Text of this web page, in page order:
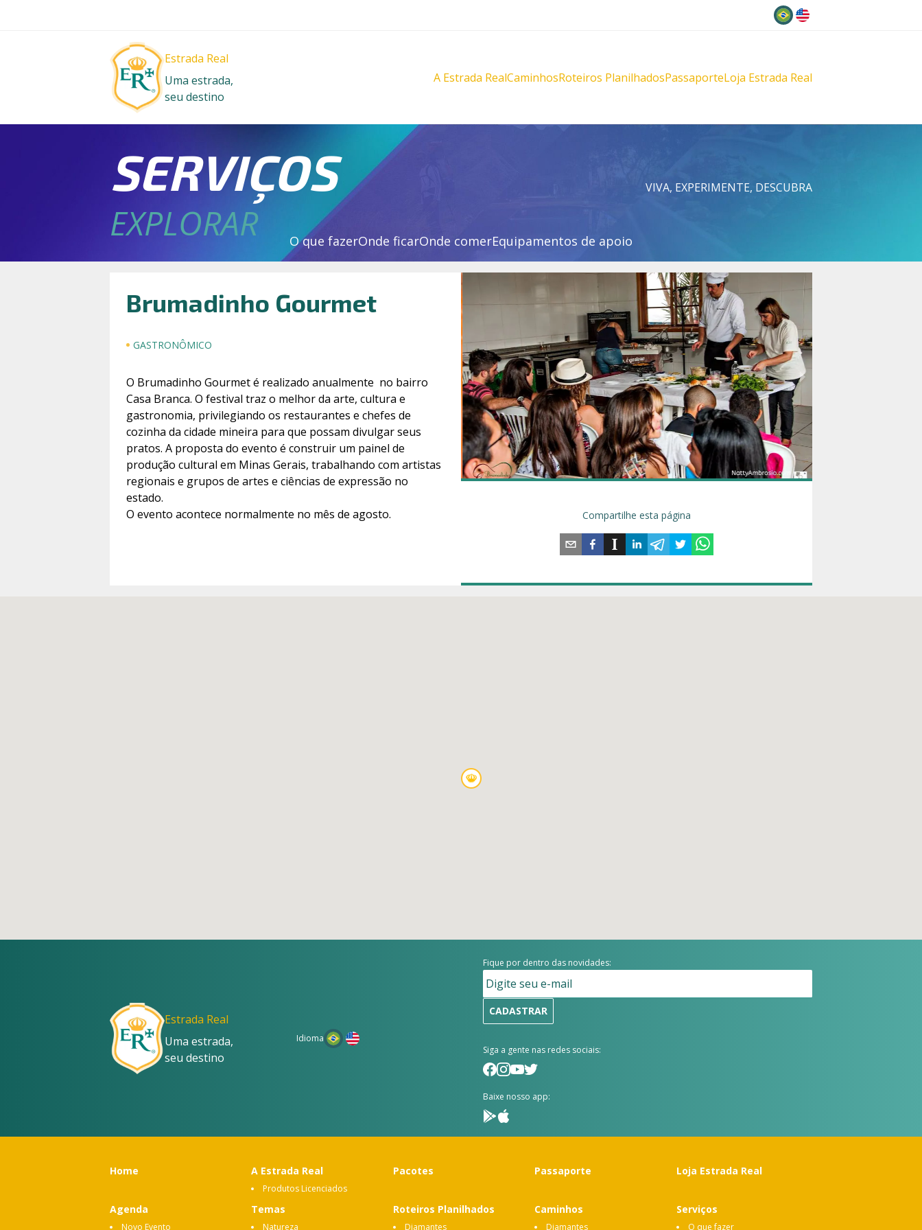
Estrada Real
Uma estrada,
seu destino
A Estrada RealCaminhosRoteiros PlanilhadosPassaporteLoja Estrada Real
SERVIÇOS VIVA, EXPERIMENTE, DESCUBRA
EXPLORAR O que fazerOnde ficarOnde comerEquipamentos de apoio
Brumadinho Gourmet
GASTRONÔMICO
O Brumadinho Gourmet é realizado anualmente no bairro
Casa Branca. O festival traz o melhor da arte, cultura e
gastronomia, privilegiando os restaurantes e chefes de
cozinha da cidade mineira para que possam divulgar seus
pratos. A proposta do evento é construir um painel de
produção cultural em Minas Gerais, trabalhando com artistas
regionais e grupos de artes e ciências de expressão no
estado.
O evento acontece normalmente no mês de agosto.
Compartilhe esta página
Estrada Real
Uma estrada,
seu destino
Idioma
Fique por dentro das novidades:
CADASTRAR
Siga a gente nas redes sociais:
Baixe nosso app:
Home A Estrada Real
Produtos Licenciados
Pacotes Passaporte Loja Estrada Real
Agenda
Novo Evento
Temas
Natureza
Roteiros Planilhados
Diamantes
Caminhos
Diamantes
Serviços
O que fazer